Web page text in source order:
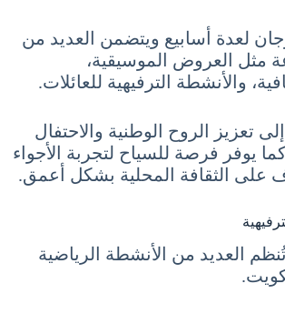
لعدة أسابيع ويتضمن العديد من
مثل العروض الموسيقية،
والأنشطة الترفيهية للعائلات.
تعزيز الروح الوطنية والاحتفال
كما يوفر فرصة للسياح لتجربة الأجواء
على الثقافة المحلية بشكل أعمق.
العديد من الأنشطة الرياضية